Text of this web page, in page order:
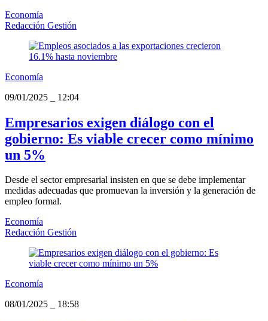
Economía
Redacción Gestión
Economía
09/01/2025
12:04
Empresarios exigen diálogo con el
gobierno: Es viable crecer como mínimo
un 5%
Desde el sector empresarial insisten en que se debe implementar
medidas adecuadas que promuevan la inversión y la generación de
empleo formal.
Economía
Redacción Gestión
Economía
08/01/2025
18:58